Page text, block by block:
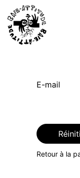
Se rendre au contenu
E-mail
Retour à la